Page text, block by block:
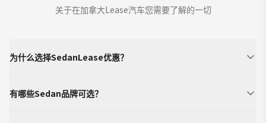
关于在加拿大Lease汽车您需要了解的一切
为什么选择SedanLease优惠？
有哪些Sedan品牌可选？